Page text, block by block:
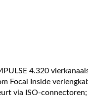
4.320
Focal Inside
via ISO-